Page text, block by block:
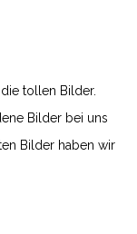
tollen Bilder.
Bilder bei uns
Bilder haben wir